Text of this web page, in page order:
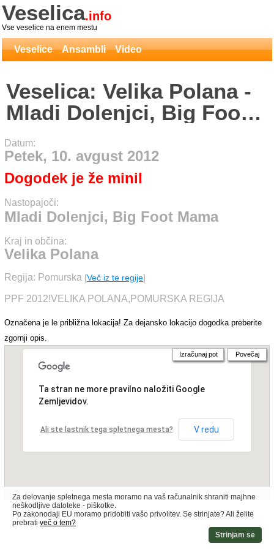
Veselica.info
Vse veselice na enem mestu
Veselice Ansambli Video
Veselica: Velika Polana -
Mladi Dolenjci, Big Foot
Mama
Datum:
Petek, 10. avgust 2012
Dogodek je že minil
Nastopajoči:
Mladi Dolenjci, Big Foot Mama
Kraj in občina:
Velika Polana
Regija: Pomurska [Več iz te regije]
PPF 2012!VELIKA POLANA,POMURSKA REGIJA
Označena je le približna lokacija! Za dejansko lokacijo dogodka preberite
zgornji opis.
Ta stran ne more pravilno naložiti Google
Zemljevidov.
Ali ste lastnik tega spletnega mesta? V redu
Izračunaj pot Povečaj
Za delovanje spletnega mesta moramo na vaš računalnik shraniti majhne
neškodljive datoteke - piškotke.
Po zakonodaji EU moramo pridobiti vašo privolitev. Se strinjate? Ali želite
prebrati več o tem?
Strinjam se